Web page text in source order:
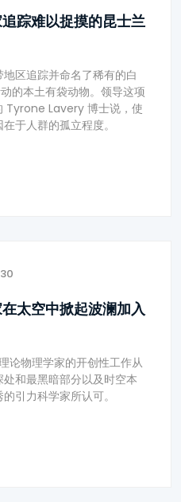
踪难以捉摸的昆士兰
区追踪并命名了稀有的白
的本土有袋动物。领导这项
Tyrone Lavery 博士说，使
于人群的孤立程度。
太空中掀起波澜加入
论物理学家的开创性工作从
和最黑暗部分以及时空本
引力科学家所认可。